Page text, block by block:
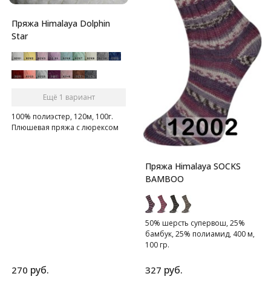
Пряжа Himalaya Dolphin
Star
Ещё 1 вариант
100% полиэстер, 120м, 100г.
Плюшевая пряжа с люрексом
270 руб.
Пряжа Himalaya SOCKS
BAMBOO
50% шерсть cупервош, 25%
бамбук, 25% полиамид, 400 м,
100 гр.
бамбуком
327 руб.